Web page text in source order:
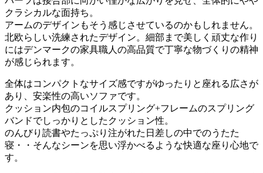
クラシカルな面持ち。
アームのデザインもそう感じさせているのかもしれません。
北欧らしい洗練されたデザイン。細部まで美しく頑丈な作り
にはデンマークの家具職人の高品質で丁寧な物づくりの精神
が感じられます。
全体はコンパクトなサイズ感ですがゆったりと座れる広さが
あり、安楽性の高いソファです。
クッション内包のコイルスプリング+フレームのスプリング
バンドでしっかりとしたクッション性。
のんびり読書やたっぷり注がれた日差しの中でのうたた
寝・・そんなシーンを思い浮かべるような快適な座り心地で
す。